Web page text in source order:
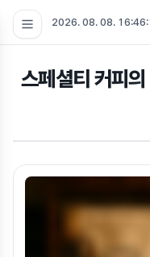
2026. 08. 08.
스페셜티 커피